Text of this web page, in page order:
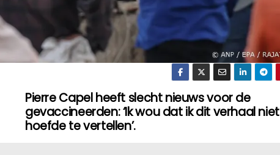
Pierre Capel heeft slecht nieuws voor de
gevaccineerden: ‘Ik wou dat ik dit verhaal niet
hoefde te vertellen’.